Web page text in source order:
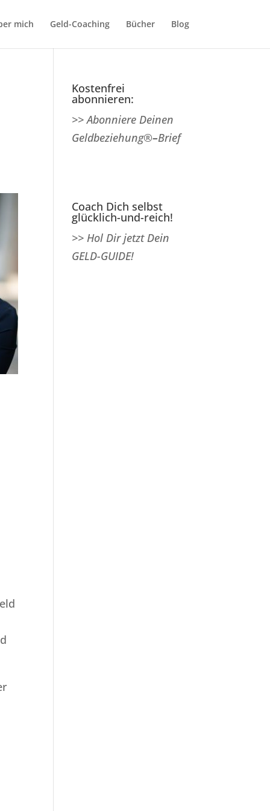
mich Geld-Coaching Bücher Blog
Kostenfrei
abonnieren:
>> Abonniere Deinen
Geldbeziehung®–Brief
Coach Dich selbst
glücklich-und-reich!
>> Hol Dir jetzt Dein
GELD-GUIDE!